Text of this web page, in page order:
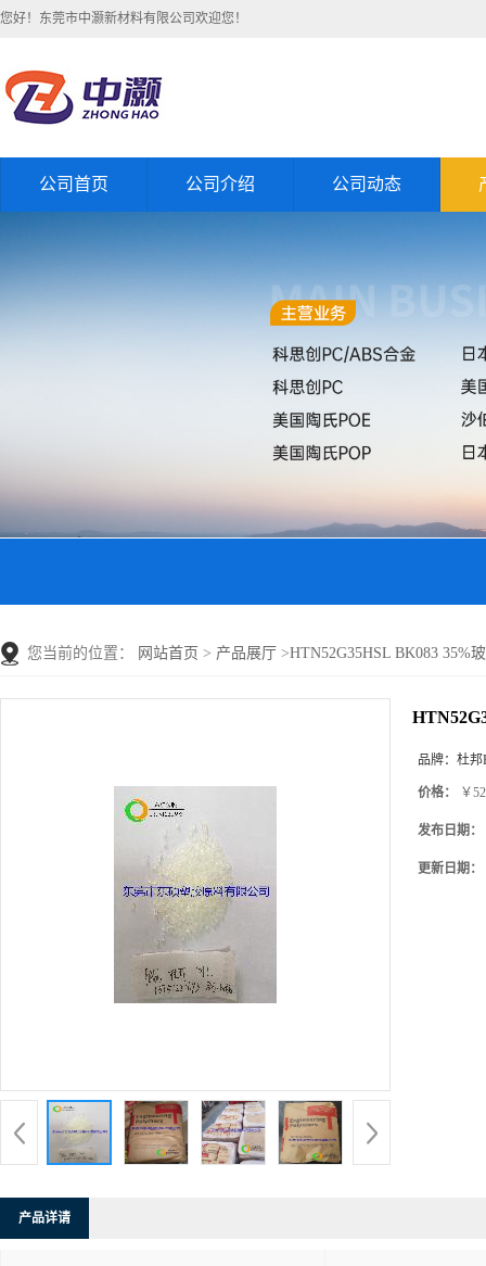
您好！东莞市中灏新材料有限公司欢迎您！
公司首页 公司介绍 公司动态
您当前的位置： 网站首页 > 产品展厅 >HTN52G35HSL BK083 35%
品牌： 杜邦
价格： ￥
发布日期：
更新日期：
产品详请